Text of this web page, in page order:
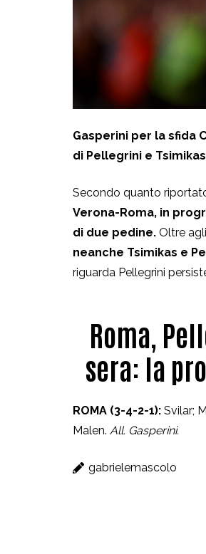
Gasperini per la sfida
di Pellegrini e
Secondo quanto
Verona-Roma, in
di due pedine. Oltre
neanche Tsimikas e
riguarda Pellegrini
Roma,
sera: la
ROMA (3-4-2-1): Svilar;
Malen. All. Gasperini.
gabrielemascolo